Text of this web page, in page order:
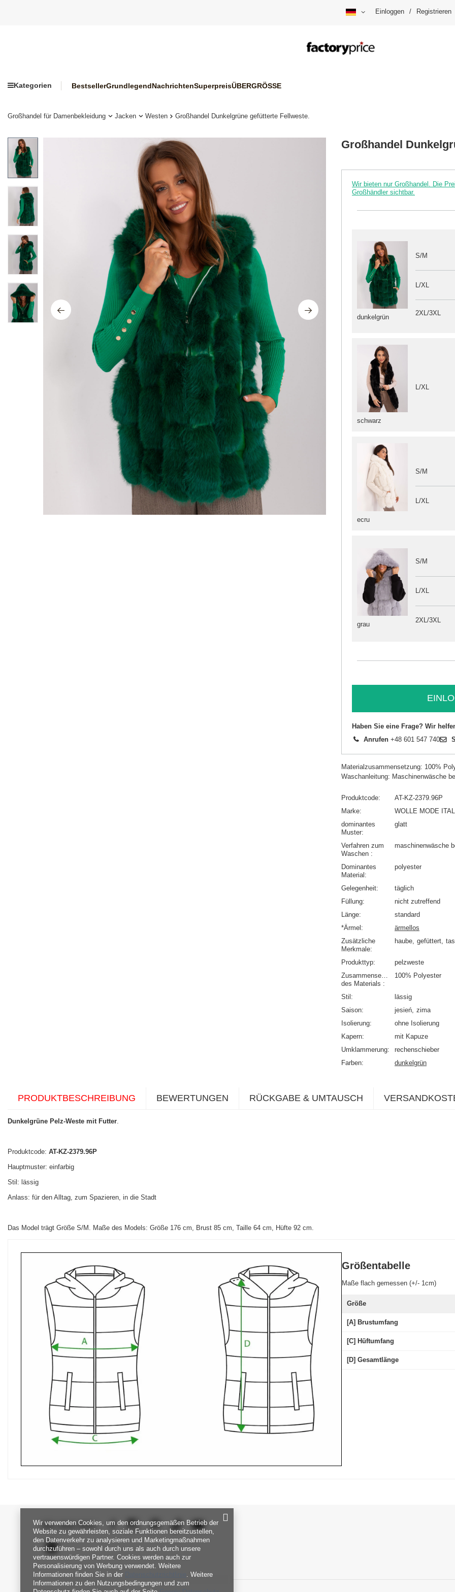
Einloggen / Registrieren
Kategorien BestsellerGrundlegendNachrichtenSuperpreisÜBERGRÖSSE
Großhandel für Damenbekleidung Jacken Westen Großhandel Dunkelgrüne gefütterte Fellweste.
Großhandel
Wir bieten nur Großhandel. Die
Großhändler sichtbar.
schwarz
L/XL
ecru
S/M
L/XL
grau
S/M
L/XL
2XL/3XL
dunkelgrün
S/M
L/XL
2XL/3XL
Haben Sie eine Frage? Wir
Anrufen +48 601 547 740
Materialzusammensetzung: 100%
Waschanleitung: Maschinenwäsche
Produktcode
AT-KZ-2379.96P
Marke
WOLLE MODE
dominantes
Muster
glatt
Verfahren zum
Waschen
maschinenwäsche
Dominantes
Material
polyester
Gelegenheit
täglich
Füllung
nicht zutreffend
Länge
standard
*Ärmel
ärmellos
Zusätzliche
Merkmale
haube gefüttert
Produkttyp
pelzweste
Zusammensetzung
des Materials
100% Polyester
Stil
lässig
Saison
jesień zima
Isolierung
ohne Isolierung
Kapern
mit Kapuze
Umklammerung
rechenschieber
Farben
dunkelgrün
PRODUKTBESCHREIBUNG BEWERTUNGEN RÜCKGABE & UMTAUSCH
Dunkelgrüne Pelz-Weste mit Futter
Produktcode: AT-KZ-2379.96P
Hauptmuster: einfarbig
Stil: lässig
Anlass: für den Alltag, zum Spazieren, in die Stadt
Das Model trägt Größe S/M. Maße des Models: Größe 176 cm, Brust 85 cm, Taille 64 cm, Hüfte 92 cm.
Größentabelle
Maße flach gemessen (+/- 1cm)
Größe
[A] Brustumfang
[C] Hüftumfang
[D] Gesamtlänge
SEI UNS NAH
Wir verwenden Cookies, um den ordnungsgemäßen Betrieb der
Website zu gewährleisten, soziale Funktionen bereitzustellen,
den Datenverkehr zu analysieren und Marketingmaßnahmen
durchzuführen – sowohl durch uns als auch durch unsere
vertrauenswürdigen Partner. Cookies werden auch zur
Personalisierung von Werbung verwendet. Weitere
Informationen finden Sie in der
. Weitere
Informationen zu den Nutzungsbedingungen und zum